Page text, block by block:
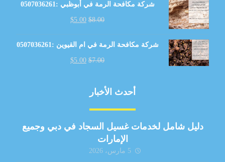
شركة مكافحة الرمة في أبوظبي :0507036261
$8.00
$5.00
شركة مكافحة الرمة في ام القيوين :0507036261
$7.00
$5.00
أحدث الأخبار
دليل شامل لخدمات غسيل السجاد في دبي وجميع
الإمارات
5 مارس، 2026